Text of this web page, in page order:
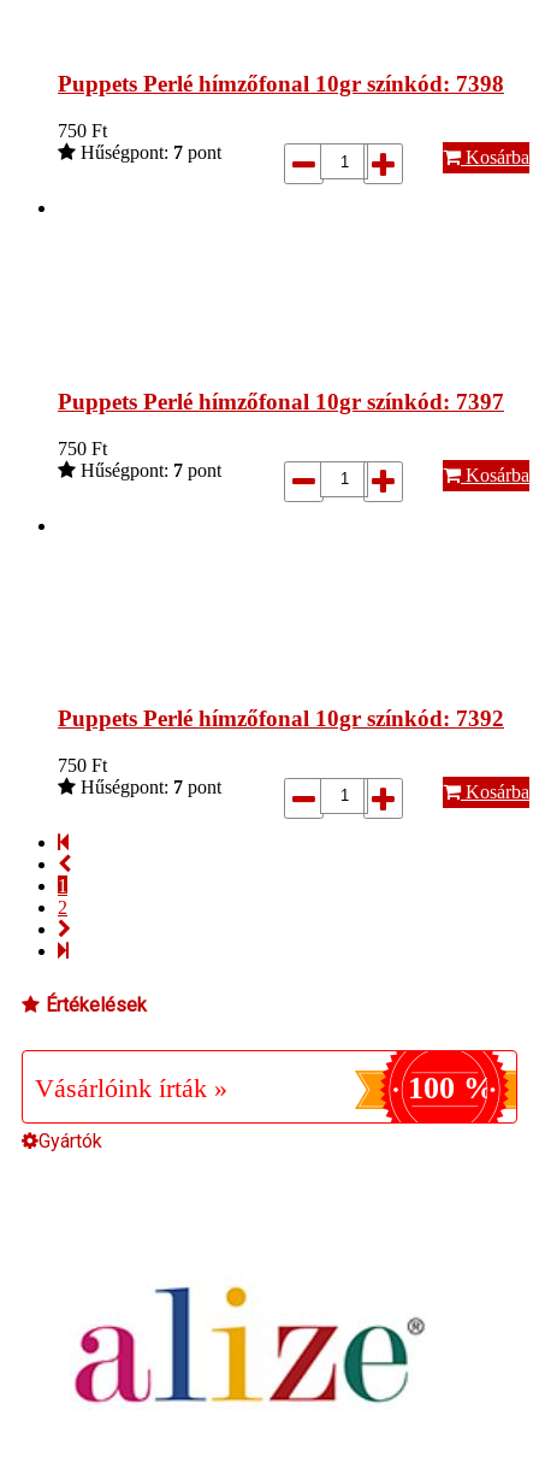
Puppets Perlé hímzőfonal 10gr színkód: 7398
750 Ft
Hűségpont: 7 pont Kosárba
Puppets Perlé hímzőfonal 10gr színkód: 7397
750 Ft
Hűségpont: 7 pont Kosárba
Puppets Perlé hímzőfonal 10gr színkód: 7392
750 Ft
Hűségpont: 7 pont Kosárba
1
2
Értékelések
Vásárlóink írták » 100 %
Gyártók